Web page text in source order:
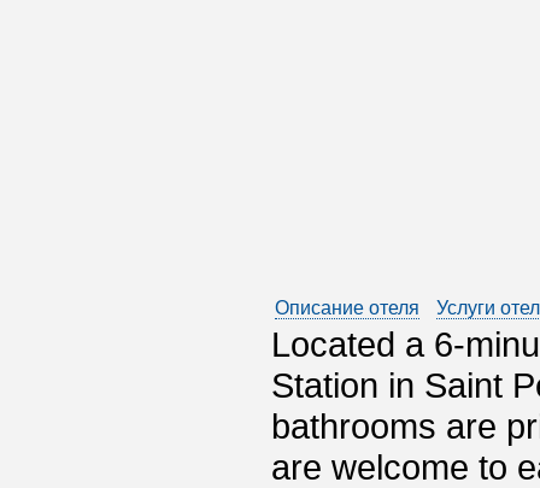
Описание отеля Услуги
Located a 6-
Station in Saint
bathrooms are
are welcome to